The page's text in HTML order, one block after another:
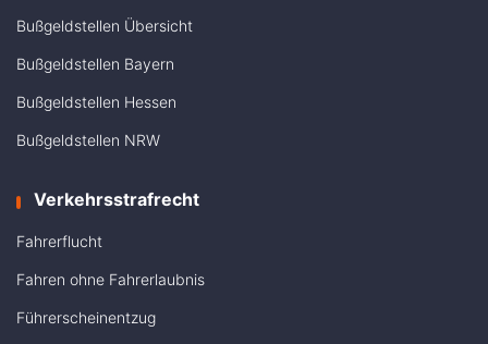
Bußgeldstellen Übersicht
Bußgeldstellen Bayern
Bußgeldstellen Hessen
Bußgeldstellen NRW
Verkehrsstrafrecht
Fahrerflucht
Fahren ohne Fahrerlaubnis
Führerscheinentzug